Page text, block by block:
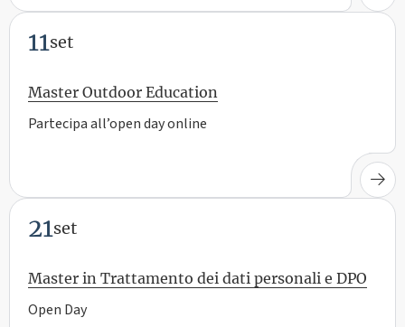
11set
Master Outdoor Education
Partecipa all’open day online
21set
Master in Trattamento dei dati personali e DPO
Open Day